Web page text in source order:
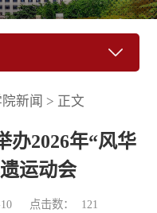
新闻 > 正文
办2026年“风华
运动会
点击数： 121